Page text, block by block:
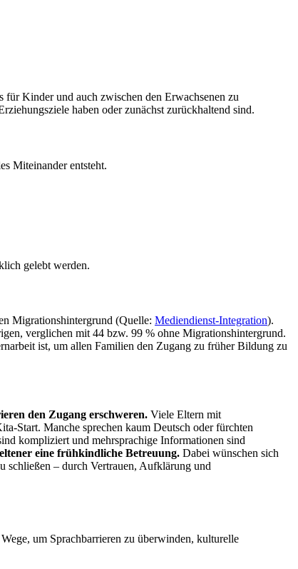
Kinder und auch zwischen den Erwachsenen zu
haben oder zunächst zurückhaltend sind.
Miteinander entsteht.
gelebt werden.
Migrationshintergrund (Quelle: Mediendienst-Integration).
verglichen mit 44 bzw. 99 % ohne Migrationshintergrund.
ist, um allen Familien den Zugang zu früher Bildung zu
den Zugang erschweren. Viele Eltern mit
Start. Manche sprechen kaum Deutsch oder fürchten
kompliziert und mehrsprachige Informationen sind
eine frühkindliche Betreuung. Dabei wünschen sich
schließen – durch Vertrauen, Aufklärung und
um Sprachbarrieren zu überwinden, kulturelle